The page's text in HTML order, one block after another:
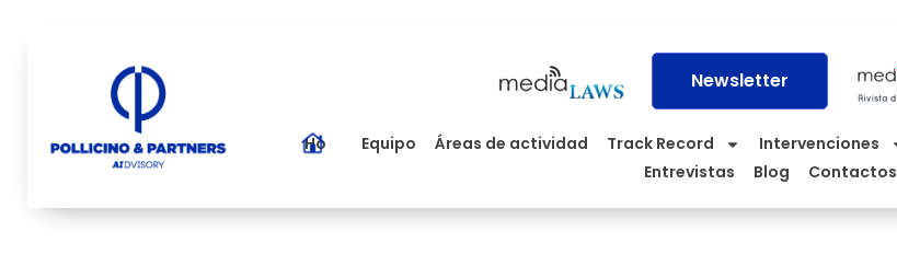
Newsletter
Home Equipo Áreas de actividad Track Record Intervenciones
Entrevistas
Blog Contactos